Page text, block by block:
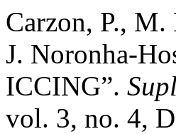
Carzon, P.,
J. Noronha-
ICCING”.
vol. 3, no. 4,